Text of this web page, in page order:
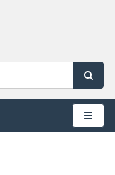
Menú